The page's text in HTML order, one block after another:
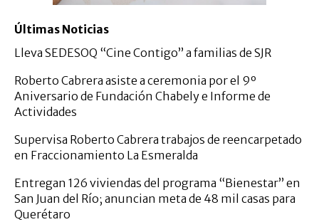
Últimas Noticias
Lleva SEDESOQ “Cine Contigo” a familias de SJR
Roberto Cabrera asiste a ceremonia por el 9º
Aniversario de Fundación Chabely e Informe de
Actividades
Supervisa Roberto Cabrera trabajos de reencarpetado
en Fraccionamiento La Esmeralda
Entregan 126 viviendas del programa “Bienestar” en
San Juan del Río; anuncian meta de 48 mil casas para
Querétaro